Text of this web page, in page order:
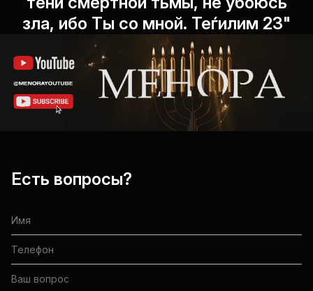
зла, ибо Ты со мной. Теѓилим 23"
Есть вопросы?